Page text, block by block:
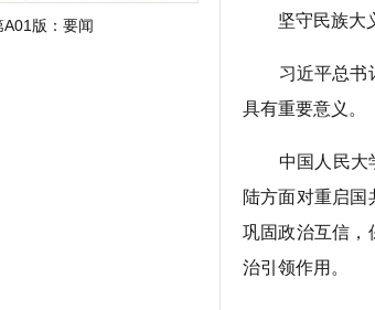
A01版： 要闻 坚守民族大
习近平总书
具有重要意义。
中国人民大
陆方面对重启
巩固政治互信，
治引领作用。